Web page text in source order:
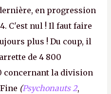
en progression
C'est nul ! Il faut faire
plus ! Du coup, il
de 4 800
concernant la division
(Psychonauts 2,